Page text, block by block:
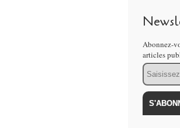
Abonnez-
articles
Email